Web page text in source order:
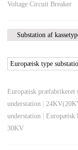
Voltage Circuit Breaker
Substation af
Europæisk type
Europæisk præfabrikeret
understation
understation
Europæisk
30KV